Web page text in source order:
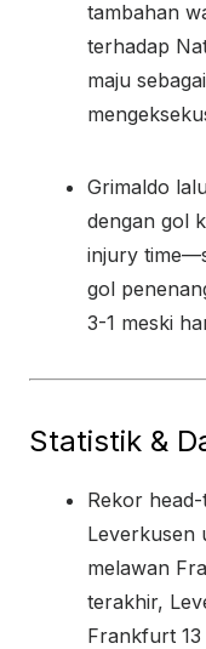
tambahan
terhadap
maju
Grimaldo
dengan gol
injury
gol
3-1 meski
Statistik &
Rekor
Leverkusen
melawan
terakhir,
Frankfurt